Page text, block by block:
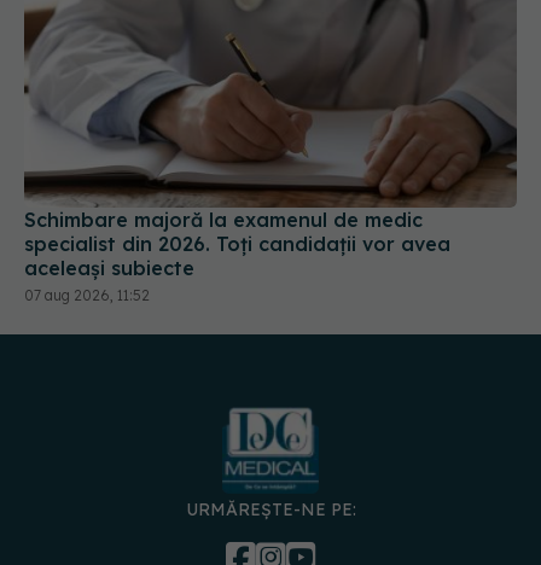
Schimbare majoră la examenul de medic
specialist din 2026. Toți candidații vor avea
aceleași subiecte
07 aug 2026, 11:52
URMĂREȘTE-NE PE: